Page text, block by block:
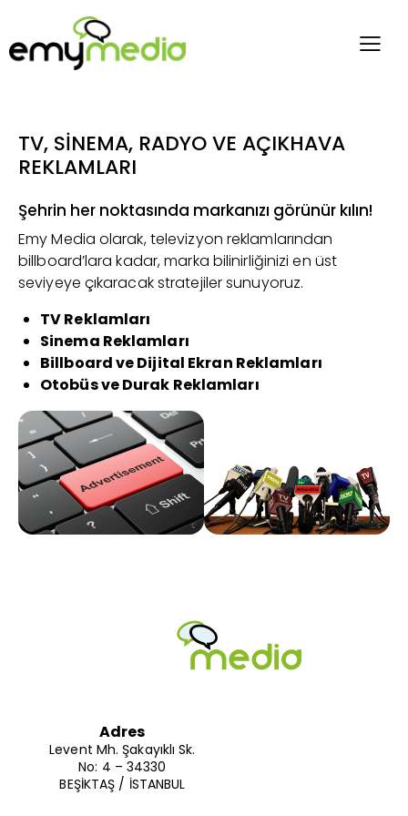
TV, SİNEMA, RADYO VE AÇIKHAVA
REKLAMLARI
Şehrin her noktasında markanızı görünür kılın!
Emy Media olarak, televizyon reklamlarından
billboard’lara kadar, marka bilinirliğinizi en üst
seviyeye çıkaracak stratejiler sunuyoruz.
TV Reklamları
Sinema Reklamları
Billboard ve Dijital Ekran Reklamları
Otobüs ve Durak Reklamları
Adres
Levent Mh. Şakayıklı Sk.
No: 4 – 34330
BEŞİKTAŞ / İSTANBUL